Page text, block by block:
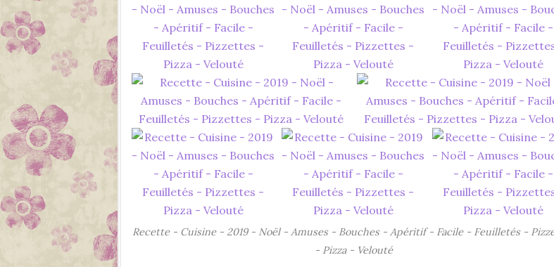
Recette - Cuisine - 2019 - Noël - Amuses - Bouches - Apéritif - Facile - Feuilletés -
- Pizza - Velouté